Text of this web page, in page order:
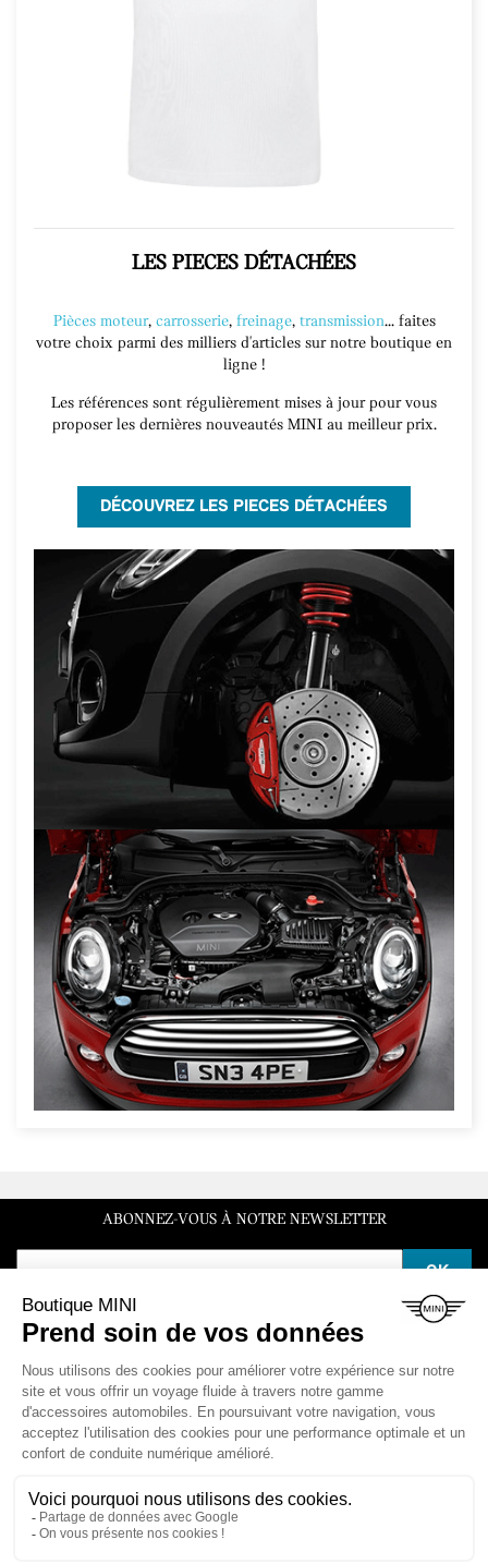
LES PIECES DÉTACHÉES
Pièces moteur, carrosserie, freinage, transmission... faites
votre choix parmi des milliers d'articles sur notre boutique en
ligne !
Les références sont régulièrement mises à jour pour vous
proposer les dernières nouveautés MINI au meilleur prix.
DÉCOUVREZ LES PIECES DÉTACHÉES
ABONNEZ-VOUS À NOTRE NEWSLETTER
SERVICE CLIENT
Du lundi au vendredi de 10h à 12h et de 14h à 16h30
LA BOUTIQUE 
ESPACE CLIENT
NOS VÉHICULES